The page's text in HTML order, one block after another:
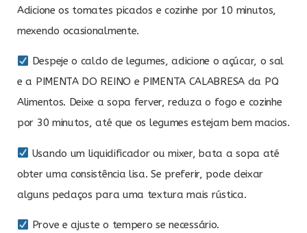
Adicione os tomates picados e cozinhe por 10 minutos,
mexendo ocasionalmente.
Despeje o caldo de legumes, adicione o açúcar, o sal
e a PIMENTA DO REINO e PIMENTA CALABRESA da PQ
Alimentos. Deixe a sopa ferver, reduza o fogo e cozinhe
por 30 minutos, até que os legumes estejam bem macios.
Usando um liquidificador ou mixer, bata a sopa até
obter uma consistência lisa. Se preferir, pode deixar
alguns pedaços para uma textura mais rústica.
Prove e ajuste o tempero se necessário.